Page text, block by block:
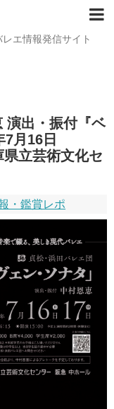
エ情報発信サイト
演出・振付『ベ
月16日
県立芸術文化セ
・鑑賞レポ